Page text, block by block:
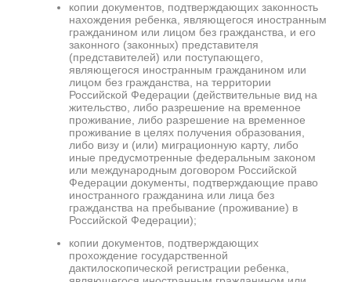
копии документов, подтверждающих законность
нахождения ребенка, являющегося иностранным
гражданином или лицом без гражданства, и его
законного (законных) представителя
(представителей) или поступающего,
являющегося иностранным гражданином или
лицом без гражданства, на территории
Российской Федерации (действительные вид на
жительство, либо разрешение на временное
проживание, либо разрешение на временное
проживание в целях получения образования,
либо визу и (или) миграционную карту, либо
иные предусмотренные федеральным законом
или международным договором Российской
Федерации документы, подтверждающие право
иностранного гражданина или лица без
гражданства на пребывание (проживание) в
Российской Федерации);
копии документов, подтверждающих
прохождение государственной
дактилоскопической регистрации ребенка,